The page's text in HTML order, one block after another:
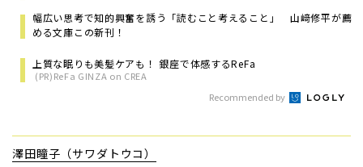
幅広い思考で知的興奮を誘う「読むこと考えること」 山﨑修平が薦
める文庫この新刊！
上質な眠りも美髪ケアも！ 銀座で体感するReFa
(PR)ReFa GINZA on CREA
Recommended by
澤田瞳子（サワダトウコ）